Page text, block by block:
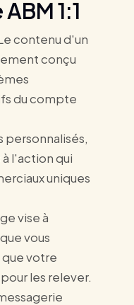
1:1
contenu d'un
conçu
du compte
l'action qui
uniques
vise à
vous
votre
les relever.